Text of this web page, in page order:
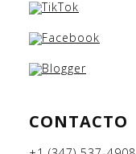
CONTACTO